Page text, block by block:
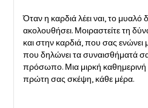
Όταν η καρδιά λέει ναι, το
ακολουθήσει. Μοιραστείτε τη
και στην καρδιά, που σας
που δηλώνει τα συναισθήματά
πρόσωπο. Μια μιρκή καθημερινή
πρώτη σας σκέψη, κάθε μέρα.